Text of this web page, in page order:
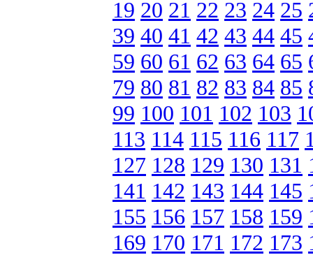
19 20 21 22 23 24 25
39 40 41 42 43 44 45
59 60 61 62 63 64 65
79 80 81 82 83 84 85
99 100 101 102 103
113 114 115 116 117
127 128 129 130 131
141 142 143 144 145
155 156 157 158 159
169 170 171 172 173